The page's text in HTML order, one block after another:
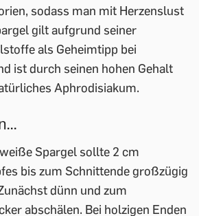
sodass man mit Herzenslust
gilt aufgrund seiner
als Geheimtipp bei
ist durch seinen hohen Gehalt
Aphrodisiakum.
Spargel sollte 2 cm
bis zum Schnittende großzügig
dünn und zum
abschälen. Bei holzigen Enden